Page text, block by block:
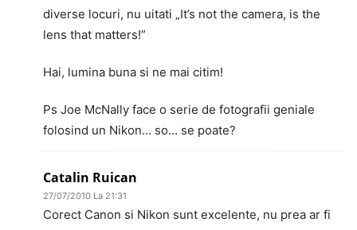
diverse locuri, nu uitati „It’s not the camera, is the
lens that matters!”
Hai, lumina buna si ne mai citim!
Ps Joe McNally face o serie de fotografii geniale
folosind un Nikon… so… se poate?
Catalin Ruican
27/07/2010 La 21:31
Corect Canon si Nikon sunt excelente, nu prea ar fi